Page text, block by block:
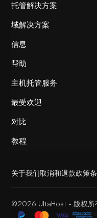
托管解决方案
域解决方案
信息
帮助
主机托管服务
最受欢迎
对比
教程
关于我们取消和退款政策
©2026 UltaHost - 版权所